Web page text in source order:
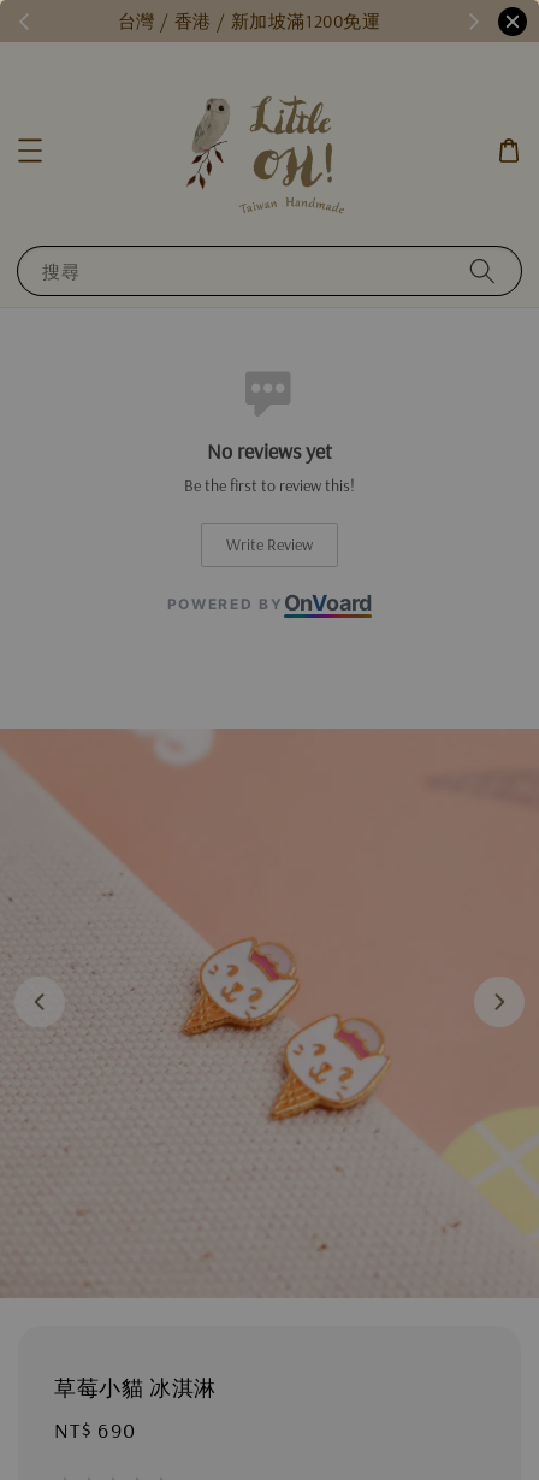
台灣 / 香港 / 新加坡滿1200免運
搜尋
草莓小貓 冰淇淋
Regular
NT$ 690
No reviews yet
Be the first to review this!
Write Review
POWERED BY OnVoard